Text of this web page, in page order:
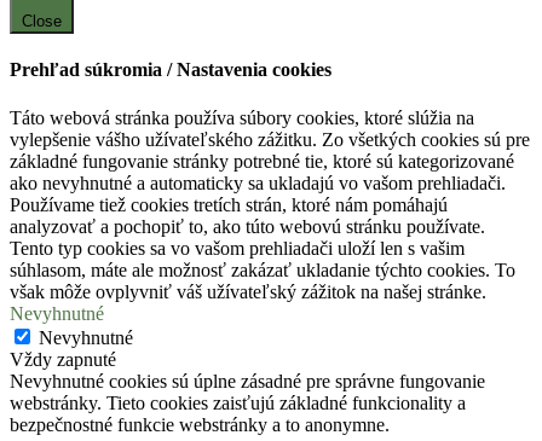
Close
Prehľad súkromia / Nastavenia cookies
Táto webová stránka používa súbory cookies, ktoré slúžia na
vylepšenie vášho užívateľského zážitku. Zo všetkých cookies sú pre
základné fungovanie stránky potrebné tie, ktoré sú kategorizované
ako nevyhnutné a automaticky sa ukladajú vo vašom prehliadači.
Používame tiež cookies tretích strán, ktoré nám pomáhajú
analyzovať a pochopiť to, ako túto webovú stránku používate.
Tento typ cookies sa vo vašom prehliadači uloží len s vašim
súhlasom, máte ale možnosť zakázať ukladanie týchto cookies. To
však môže ovplyvniť váš užívateľský zážitok na našej stránke.
Nevyhnutné
Nevyhnutné
Vždy zapnuté
Nevyhnutné cookies sú úplne zásadné pre správne fungovanie
webstránky. Tieto cookies zaisťujú základné funkcionality a
bezpečnostné funkcie webstránky a to anonymne.